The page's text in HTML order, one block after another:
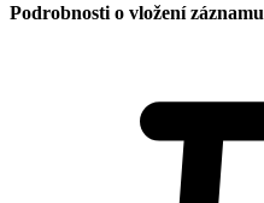
Podrobnosti o vložení záznamu